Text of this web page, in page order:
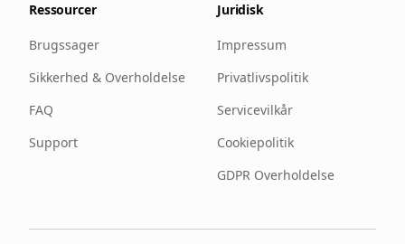
Ressourcer
Brugssager
Sikkerhed & Overholdelse
FAQ
Support
Juridisk
Impressum
Privatlivspolitik
Servicevilkår
Cookiepolitik
GDPR Overholdelse